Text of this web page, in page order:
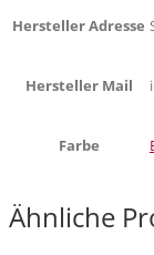
Hersteller Adresse
Hersteller Mail
Farbe
Ähnliche